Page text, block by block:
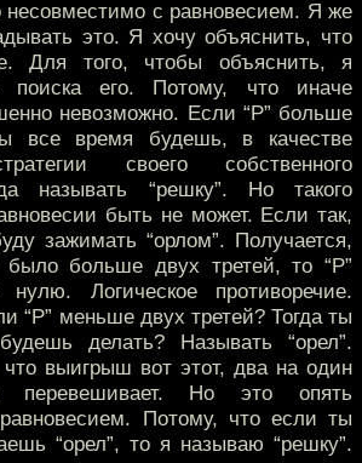
несовместимо с равновесием. Я же
это. Я хочу объяснить, что
Для того, чтобы объяснить, я
поиска его. Потому, что иначе
невозможно. Если “P” больше
все время будешь, в качестве
своего собственного
называть “решку”. Но такого
быть не может. Если так,
зажимать “орлом”. Получается,
больше двух третей, то “P”
Логическое противоречие.
“P” меньше двух третей? Тогда ты
делать? Называть “орел”.
выигрыш вот этот, два на один
Но это опять
Потому, что если ты
“орел”, то я называю “решку”.